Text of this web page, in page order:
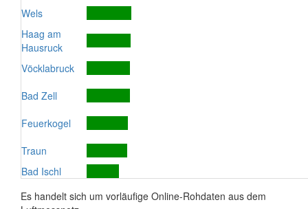
Wels
Haag am
Hausruck
Vöcklabruck
Bad Zell
Feuerkogel
Traun
Bad Ischl
Es handelt sich um vorläufige Online-Rohdaten aus dem